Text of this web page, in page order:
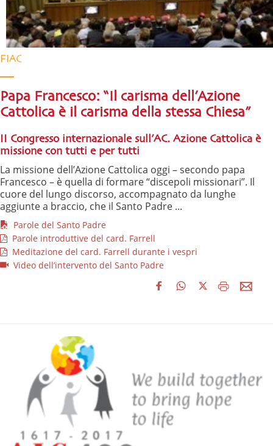
FIAC
Papa Francesco: “Il carisma dell’Azione
Cattolica è il carisma della stessa Chiesa”
II Congresso internazionale sull’AC. Azione Cattolica è
missione con tutti e per tutti
La missione dell’Azione Cattolica oggi – secondo papa
Francesco – è quella di formare “discepoli missionari”. Il
cuore del lungo discorso, accompagnato da lunghe
aggiunte a braccio, che il Santo Padre ...
Parole del Santo Padre
Parole introduttive del card. Farrell
Meditazione del card. Farrell durante i vespri
Video dell’intervento del Santo Padre